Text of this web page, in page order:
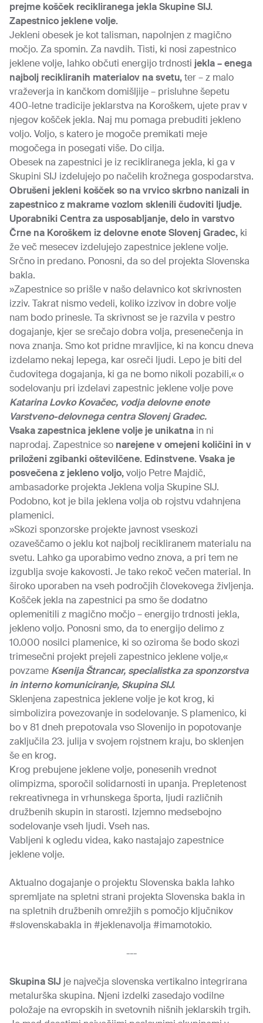
prejme košček recikliranega jekla Skupine SIJ.
Zapestnico jeklene volje.
Jekleni obesek je kot talisman, napolnjen z magično
močjo. Za spomin. Za navdih. Tisti, ki nosi zapestnico
jeklene volje, lahko občuti energijo trdnosti jekla – enega
najbolj recikliranih materialov na svetu,ter – z malo
vraževerja in kančkom domišljije – prisluhne šepetu
400-letne tradicije jeklarstva na Koroškem, ujete prav v
njegov košček jekla. Naj mu pomaga prebuditi jekleno
voljo. Voljo, s katero je mogoče premikati meje
mogočega in posegati više. Do cilja.
Obesek na zapestnici je iz recikliranega jekla, ki ga v
Skupini SIJ izdelujejo po načelih krožnega gospodarstva.
Obrušeni jekleni košček so na vrvico skrbno nanizali in
zapestnico z makrame vozlom sklenili čudoviti ljudje.
Uporabniki Centra za usposabljanje, delo in varstvo
Črne na Koroškem iz delovne enote Slovenj Gradec, ki
že več mesecev izdelujejo zapestnice jeklene volje.
Srčno in predano. Ponosni, da so del projekta Slovenska
bakla.
»Zapestnice so prišle v našo delavnico kot skrivnosten
izziv. Takrat nismo vedeli, koliko izzivov in dobre volje
nam bodo prinesle. Ta skrivnost se je razvila v pestro
dogajanje, kjer se srečajo dobra volja, presenečenja in
nova znanja. Smo kot pridne mravljice, ki na koncu dneva
izdelamo nekaj lepega, kar osreči ljudi. Lepo je biti del
čudovitega dogajanja, ki ga ne bomo nikoli pozabili,« o
sodelovanju pri izdelavi zapestnic jeklene volje pove
Katarina Lovko Kovačec, vodja delovne enote
Varstveno-delovnega centra Slovenj Gradec.
Vsaka zapestnica jeklene volje je unikatna in ni
naprodaj. Zapestnice so narejene v omejeni količini in v
priloženi zgibanki oštevilčene. Edinstvene. Vsaka je
posvečena z jekleno voljo,voljo Petre Majdič,
ambasadorke projekta Jeklena volja Skupine SIJ.
Podobno, kot je bila jeklena volja ob rojstvu vdahnjena
plamenici.
»Skozi sponzorske projekte javnost vseskozi
ozaveščamo o jeklu kot najbolj recikliranem materialu na
svetu. Lahko ga uporabimo vedno znova, a pri tem ne
izgublja svoje kakovosti. Je tako rekoč večen material. In
široko uporaben na vseh področjih človekovega življenja.
Košček jekla na zapestnici pa smo še dodatno
oplemenitili z magično močjo – energijo trdnosti jekla,
jekleno voljo. Ponosni smo, da to energijo delimo z
10.000 nosilci plamenice, ki so oziroma še bodo skozi
trimesečni projekt prejeli zapestnico jeklene volje,«
povzame Ksenija Štrancar, specialistka za sponzorstva
in interno komuniciranje, Skupina SIJ.
Sklenjena zapestnica jeklene volje je kot krog, ki
simbolizira povezovanje in sodelovanje. S plamenico, ki
bo v 81 dneh prepotovala vso Slovenijo in popotovanje
zaključila 23. julija v svojem rojstnem kraju, bo sklenjen
še en krog.
Krog prebujene jeklene volje, ponesenih vrednot
olimpizma, sporočil solidarnosti in upanja. Prepletenost
rekreativnega in vrhunskega športa, ljudi različnih
družbenih skupin in starosti. Izjemno medsebojno
sodelovanje vseh ljudi. Vseh nas.
Vabljeni k ogledu videa, kako nastajajo zapestnice
jeklene volje.
Aktualno dogajanje o projektu Slovenska bakla lahko
spremljate na spletni strani projekta Slovenska bakla in
na spletnih družbenih omrežjih s pomočjo ključnikov
#slovenskabakla in #jeklenavolja #imamotokio.
---
Skupina SIJ je največja slovenska vertikalno integrirana
metalurška skupina. Njeni izdelki zasedajo vodilne
položaje na evropskih in svetovnih nišnih jeklarskih trgih.